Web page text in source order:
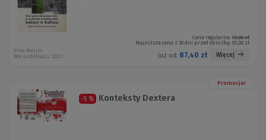
Cena regularna: 92,00 zł
Najniższa cena z 30 dni przed obniżką: 92,00 zł
Już od: 87,40 zł Więcej
Silva Rerum
Rok publikacji: 2023
Promocja!
-5 % Konteksty Dextera